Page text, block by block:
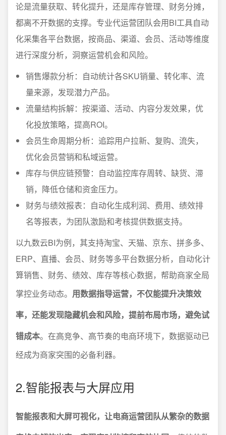
论是流量获取、转化提升，还是库存管理、财务分摊，
都离不开数据的支撑。专业代运营团队会用BI工具自动
化采集各平台数据，按商品、渠道、会员、活动等维度
进行深度分析，洞察运营机会和风险。
销售爆款分析：自动统计各SKU销量、转化率、流
量来源，发现潜力产品。
流量结构拆解：按渠道、活动、内容分发效果，优
化投放策略，提高ROI。
会员生命周期分析：追踪用户拉新、复购、流失，
优化会员营销和私域运营。
库存与供应链预警：自动监控库存周转、缺货、滞
销，降低仓储和资金压力。
财务与绩效报表：自动化生成利润、费用、绩效排
名等报表，为团队激励和考核提供数据支持。
以九数云BI为例，其支持淘宝、天猫、京东、拼多多、
ERP、直播、会员、财务等多平台数据分析，自动化计
算销售、财务、绩效、库存等核心数据，帮助商家全局
掌控业务动态。 用数据指导运营，不仅能提升决策效
率，还能发现隐藏机会和风险，提前布局市场，避免试
错成本。在高竞争、高节奏的电商环境下，数据驱动已
经成为商家突围的必备利器。
2.智能报表与大屏应用
智能报表和大屏可视化，让电商运营团队从繁杂的数据